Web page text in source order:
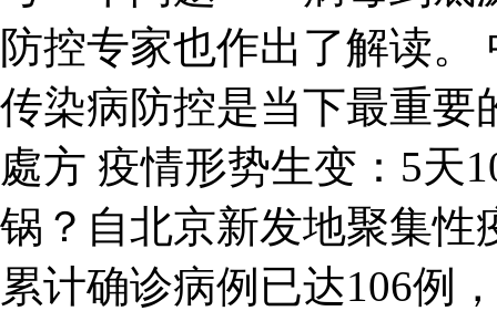
防控专家也作出了解读
传染病防控是当下最重要
處方 疫情形势生变：5天
锅？自北京新发地聚集性
累计确诊病例已达106例